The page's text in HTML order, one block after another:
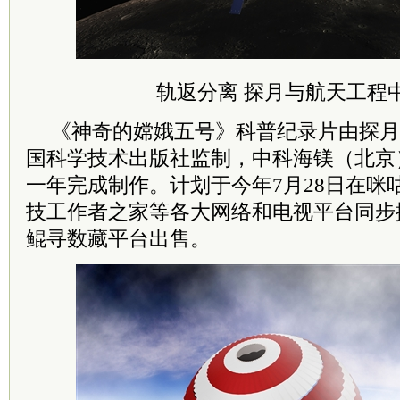
轨返分离 探月与航天工程
《神奇的嫦娥五号》科普纪录片由探
国科学技术出版社监制，中科海镁（北
一年完成制作。计划于今年7月28日在咪
技工作者之家等各大网络和电视平台同
鲲寻数藏平台出售。